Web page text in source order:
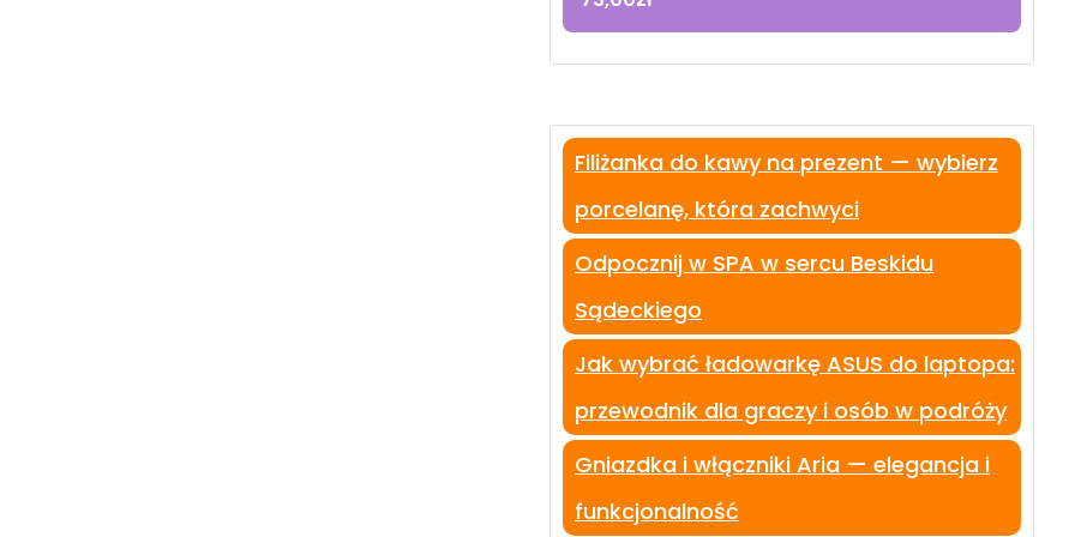
Filiżanka do kawy na prezent — wybierz
porcelanę, która zachwyci
Odpocznij w SPA w sercu Beskidu
Sądeckiego
Jak wybrać ładowarkę ASUS do laptopa:
przewodnik dla graczy i osób w podróży
Gniazdka i włączniki Aria — elegancja i
funkcjonalność